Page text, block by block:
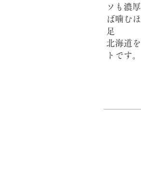
ソも濃
ば噛む
足
北海道
トです。​